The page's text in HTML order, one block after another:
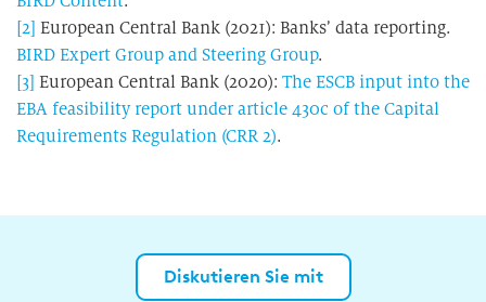
[2] European Central Bank (2021): Banks’ data reporting.
BIRD Expert Group and Steering Group.
[3] European Central Bank (2020): The ESCB input into the
EBA feasibility report under article 430c of the Capital
Requirements Regulation (CRR 2).
Diskutieren Sie mit